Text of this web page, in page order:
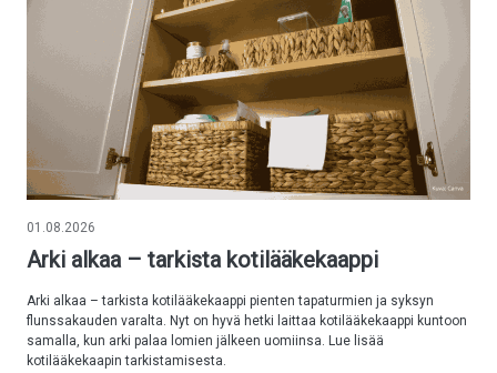
01.08.2026
Arki alkaa – tarkista kotilääkekaappi
Arki alkaa – tarkista kotilääkekaappi pienten tapaturmien ja syksyn
flunssakauden varalta. Nyt on hyvä hetki laittaa kotilääkekaappi kuntoon
samalla, kun arki palaa lomien jälkeen uomiinsa. Lue lisää
kotilääkekaapin tarkistamisesta.